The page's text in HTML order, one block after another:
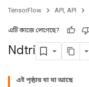
TensorFlow API, API
এটি কাজে লেগেছে?
Ndtri
এই পৃষ্ঠায় যা যা আছে